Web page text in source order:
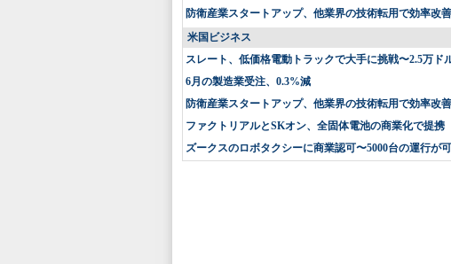
防衛産業スタートアップ、他業界の技術転用で効率改善
米国ビジネス
スレート、低価格電動トラックで大手に挑戦〜2.5万ド
6月の製造業受注、0.3%減
防衛産業スタートアップ、他業界の技術転用で効率改善
ファクトリアルとSKオン、全固体電池の商業化で提携
ズークスのロボタクシーに商業認可〜5000台の運行が